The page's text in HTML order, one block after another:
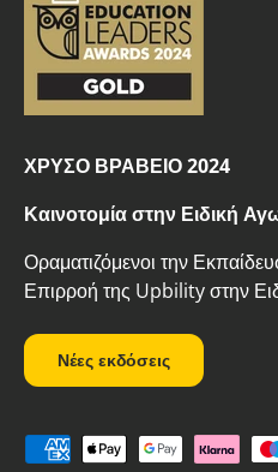
ΧΡΥΣΟ ΒΡΑΒΕΙΟ 2024
Καινοτομία στην Ειδική
Οραματιζόμενοι την
Επιρροή της Upbility στην
Νέες εκδόσεις
Δεκτοί τρόποι πληρωμής